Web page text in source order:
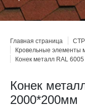
Главная страница
Кровельные элементы
Конек металл RAL
Конек
2000*200мм